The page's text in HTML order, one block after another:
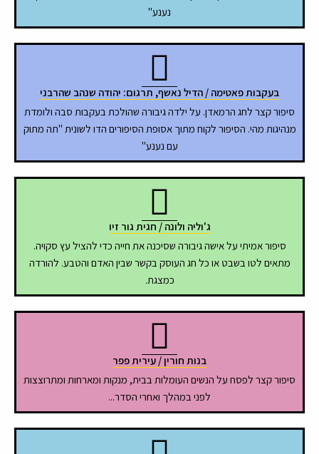
נענע"
בעקבות פאטימה / הדיל נאשף, תרגום: יהודה שנהב שהרבני
סיפור קצר לחג הרמאדן. על ילדה גיבורה שהולכת בעקבות סבה ולומדת
מנהיגות מהי. הסיפור לקוח מתוך אסופת הסיפורים הדו לשונית "תה מתוק
עם נענע"
ג'וליה ולונה / חגית גור זיו
סיפור אמיתי על אישה גיבורה שסיכנה את חייה כדי להציל עץ סקויה.
מתאים לטו בשבט או כל חג העוסק בקשר שבין האדם והטבע. להורדה
כמצגת.
בנות חורין / עירית פפר
סיפור קצר לפסח על הנשים העומלות בבית, מנקות ומארחות ומתרוצצות
לפני במהלך ואחרי הסדר...